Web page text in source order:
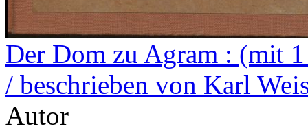
Der Dom zu Agram : (mit
/ beschrieben von Karl
Autor